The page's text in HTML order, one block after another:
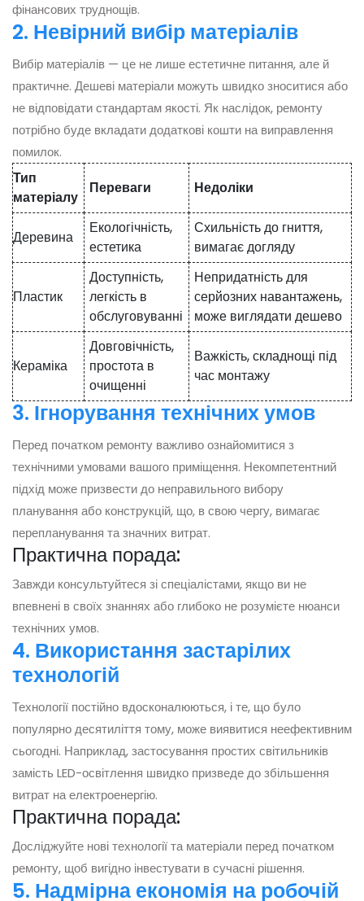
фінансових труднощів.
2. Невірний вибір матеріалів
Вибір матеріалів — це не лише естетичне питання, але й
практичне. Дешеві матеріали можуть швидко зноситися або
не відповідати стандартам якості. Як наслідок, ремонту
потрібно буде вкладати додаткові кошти на виправлення
помилок.
Тип
матеріалу
Переваги Недоліки
Деревина
Екологічність,
естетика
Схильність до гниття,
вимагає догляду
Пластик
Доступність,
легкість в
обслуговуванні
Непридатність для
серйозних навантажень,
може виглядати дешево
Кераміка
Довговічність,
простота в
очищенні
Важкість, складнощі під
час монтажу
3. Ігнорування технічних умов
Перед початком ремонту важливо ознайомитися з
технічними умовами вашого приміщення. Некомпетентний
підхід може призвести до неправильного вибору
планування або конструкцій, що, в свою чергу, вимагає
перепланування та значних витрат.
Практична порада:
Завжди консультуйтеся зі спеціалістами, якщо ви не
впевнені в своїх знаннях або глибоко не розумієте нюанси
технічних умов.
4. Використання застарілих
технологій
Технології постійно вдосконалюються, і те, що було
популярно десятиліття тому, може виявитися неефективним
сьогодні. Наприклад, застосування простих світильників
замість LED-освітлення швидко призведе до збільшення
витрат на електроенергію.
Практична порада:
Досліджуйте нові технології та матеріали перед початком
ремонту, щоб вигідно інвестувати в сучасні рішення.
5. Надмірна економія на робочій